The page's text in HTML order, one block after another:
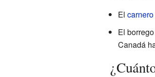
El
El
Canadá